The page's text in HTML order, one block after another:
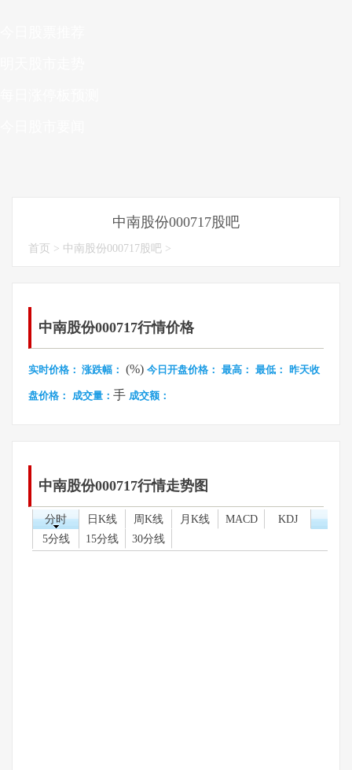
中南股份000717股吧
首页 > 中南股份000717股吧 >
中南股份000717行情价格
实时价格： 涨跌幅： (%) 今日开盘价格： 最高： 最低： 昨天收
盘价格： 成交量： 手 成交额：
中南股份000717行情走势图
分时 日K线 周K线 月K线 MACD
KDJ
5分线
15分线 30分线